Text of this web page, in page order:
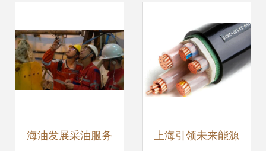
选
海油发展采油服务 上海引领未来能源